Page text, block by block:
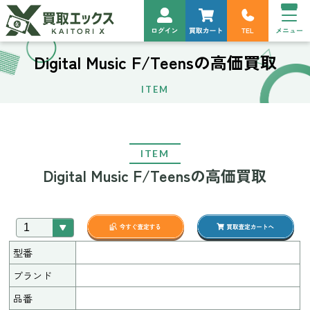
Digital Music F/Teensの高価買取
ITEM
ITEM
Digital Music F/Teensの高価買取
型番
ブランド
品番